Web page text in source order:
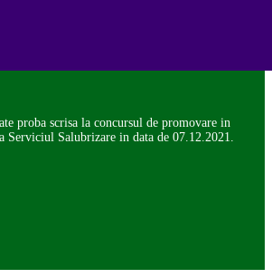
proba scrisa la concursul de promovare in
Serviciul Salubrizare in data de 07.12.2021.